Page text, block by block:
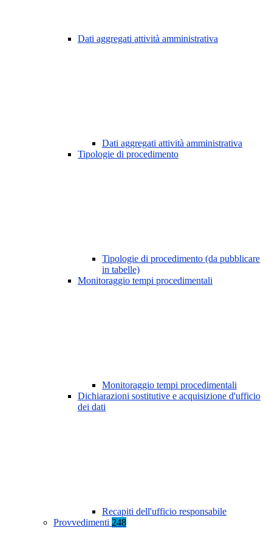
Dati aggregati attività amministrativa
Dati aggregati attività amministrativa
Tipologie di procedimento
Tipologie di procedimento (da pubblicare
in tabelle)
Monitoraggio tempi procedimentali
Monitoraggio tempi procedimentali
Dichiarazioni sostitutive e acquisizione d'ufficio
dei dati
Recapiti dell'ufficio responsabile
Provvedimenti 248